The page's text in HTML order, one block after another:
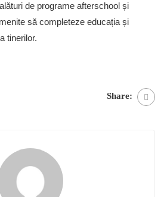
de programe afterschool și
să completeze educația și
tinerilor.
Share: